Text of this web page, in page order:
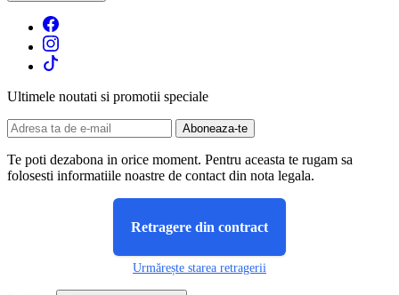
Ultimele noutati si promotii speciale
Te poti dezabona in orice moment. Pentru aceasta te rugam sa
folosesti informatiile noastre de contact din nota legala.
Retragere din contract
Urmărește starea retragerii